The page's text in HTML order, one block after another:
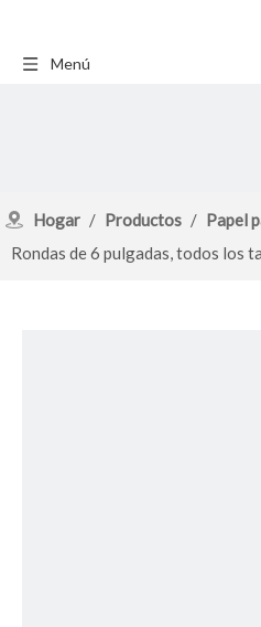
Menú
Hogar / Productos / Papel
Rondas de 6 pulgadas, todos los